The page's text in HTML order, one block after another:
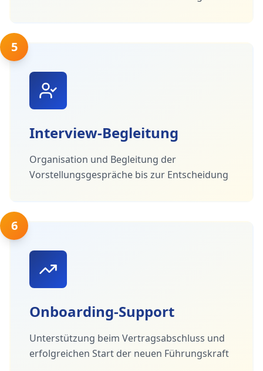
5
Interview-Begleitung
Organisation und Begleitung der
Vorstellungsgespräche bis zur Entscheidung
6
Onboarding-Support
Unterstützung beim Vertragsabschluss und
erfolgreichen Start der neuen Führungskraft